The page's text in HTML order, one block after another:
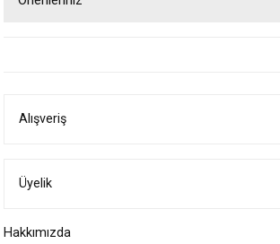
Ürün bilgilerinde hatalar bulunuyor.
Bu ürüne benzer farklı alternatifler olmalı.
Alışveriş
Üyelik
Hakkımızda